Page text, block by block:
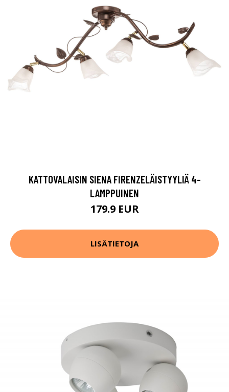
KATTOVALAISIN SIENA FIRENZELÄISTYYLIÄ 4-
LAMPPUINEN
179.9 EUR
LISÄTIETOJA